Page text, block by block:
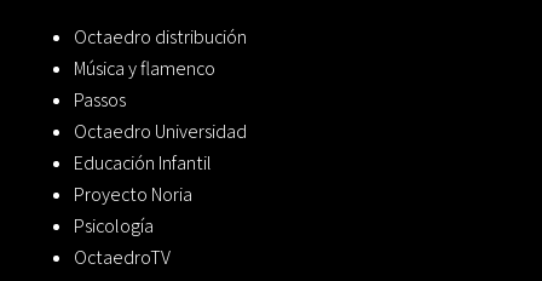
Octaedro distribución
Música y flamenco
Passos
Octaedro Universidad
Educación Infantil
Proyecto Noria
Psicología
OctaedroTV